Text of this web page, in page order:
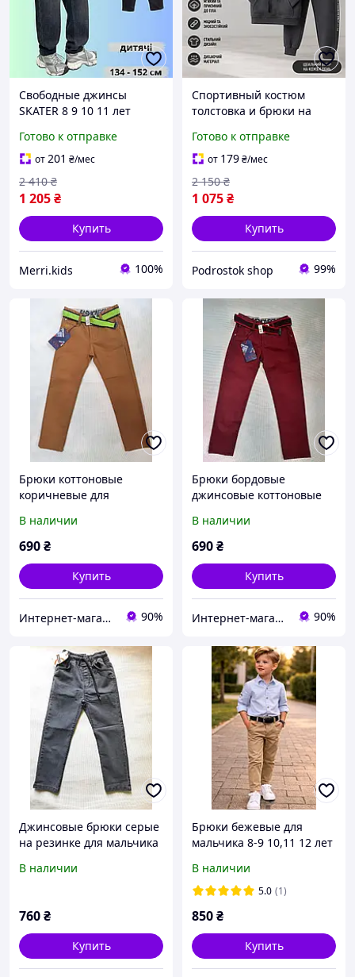
Свободные джинсы
SKATER 8 9 10 11 лет
мальчиков подростков,
зимние джинсовые
штаны багги резинка
начес для детей
Готово к отправке
от201 ₴/мес
1 205₴
2 410 ₴
Купить
Merri.kids 100%
Спортивный костюм
толстовка и брюки на
комплекты для прогулки с
худи и штанами для
детей
Готово к отправке
от 179₴/мес
1 075₴
2 150 ₴
Купить
Podrostok shop 99%
Брюки коттоновые
коричневые для
128см
В наличии
690₴
Купить
Интернет-магазин "Лимпопо"- для детей и подростков 90%
Брюки бордовые
джинсовые коттоновые
рост 128 см
В наличии
690₴
Купить
Интернет-магазин "Лимпопо"- для детей и подростков 90%
Джинсовые брюки серые
на резинке для мальчика
В наличии
760₴
Купить
Брюки бежевые для
мальчика 8-9 10,11 12 лет
см
В наличии
5.0 (1)
850₴
Купить